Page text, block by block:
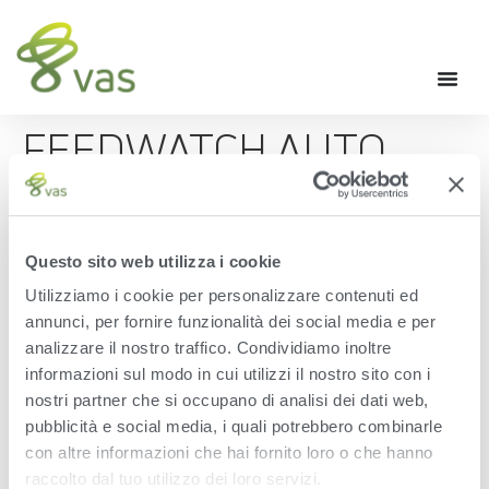
Questo sito web utilizza i cookie
Utilizziamo i cookie per personalizzare contenuti ed
annunci, per fornire funzionalità dei social media e per
analizzare il nostro traffico. Condividiamo inoltre
informazioni sul modo in cui utilizzi il nostro sito con i
nostri partner che si occupano di analisi dei dati web,
pubblicità e social media, i quali potrebbero combinarle
con altre informazioni che hai fornito loro o che hanno
raccolto dal tuo utilizzo dei loro servizi.
FEEDWATCH AUTO
COMPLETING LOADS –
VAS TIP OF THE
MONTH MAY 2019
The May 2019 VAS Tip of the Month – covers how to auto
complete loads in the desktop version of FeedWatch.
TaggedTip of the Month
Leave a Reply